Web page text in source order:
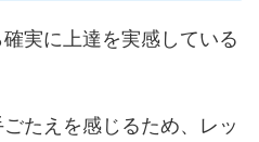
実に上達を実感している
たえを感じるため、レッ